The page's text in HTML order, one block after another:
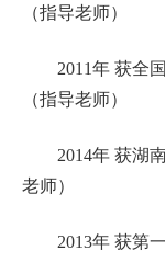
（指导老师）
2011年 获全
（指导老师）
2014年 获湖
老师）
2013年 获第